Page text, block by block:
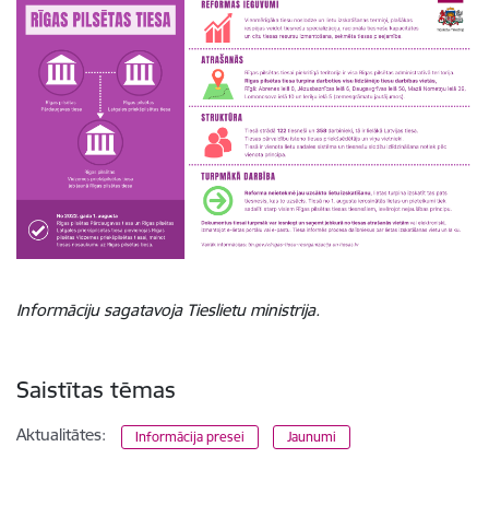
Informāciju sagatavoja Tieslietu ministrija.
Saistītas tēmas
Aktualitātes: Informācija presei Jaunumi